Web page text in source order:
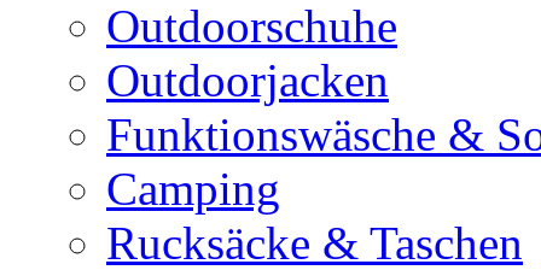
Outdoorschuhe
Outdoorjacken
Funktionswäsche &
Camping
Rucksäcke & Taschen